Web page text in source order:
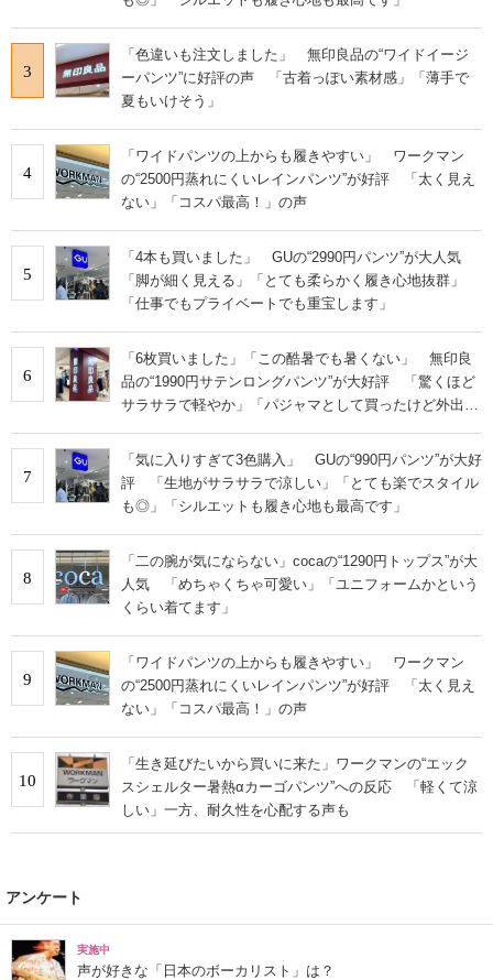
3
「色違いも注文しました」 無印良品の“ワイドイージ
ーパンツ”に好評の声 「古着っぽい素材感」「薄手で
夏もいけそう」
4
「ワイドパンツの上からも履きやすい」 ワークマン
の“2500円蒸れにくいレインパンツ”が好評 「太く見え
ない」「コスパ最高！」の声
5
「4本も買いました」 GUの“2990円パンツ”が大人気
「脚が細く見える」「とても柔らかく履き心地抜群」
「仕事でもプライベートでも重宝します」
6
「6枚買いました」「この酷暑でも暑くない」 無印良
品の“1990円サテンロングパンツ”が大好評 「驚くほど
サラサラで軽やか」「パジャマとして買ったけど外出用
7
「気に入りすぎて3色購入」 GUの“990円パンツ”が大好
評 「生地がサラサラで涼しい」「とても楽でスタイル
も◎」「シルエットも履き心地も最高です」
8
「二の腕が気にならない」cocaの“1290円トップス”が大
人気 「めちゃくちゃ可愛い」「ユニフォームかという
くらい着てます」
9
「ワイドパンツの上からも履きやすい」 ワークマン
の“2500円蒸れにくいレインパンツ”が好評 「太く見え
ない」「コスパ最高！」の声
10
「生き延びたいから買いに来た」ワークマンの“エック
スシェルター暑熱αカーゴパンツ”への反応 「軽くて涼
しい」一方、耐久性を心配する声も
アンケート
実施中
声が好きな「日本のボーカリスト」は？